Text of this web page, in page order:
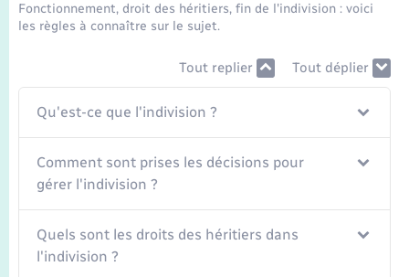
Fonctionnement, droit des héritiers, fin de l'indivision : voici
les règles à connaître sur le sujet.
Tout replier Tout déplier
Qu'est-ce que l'indivision ?
Comment sont prises les décisions pour
gérer l'indivision ?
Quels sont les droits des héritiers dans
l'indivision ?